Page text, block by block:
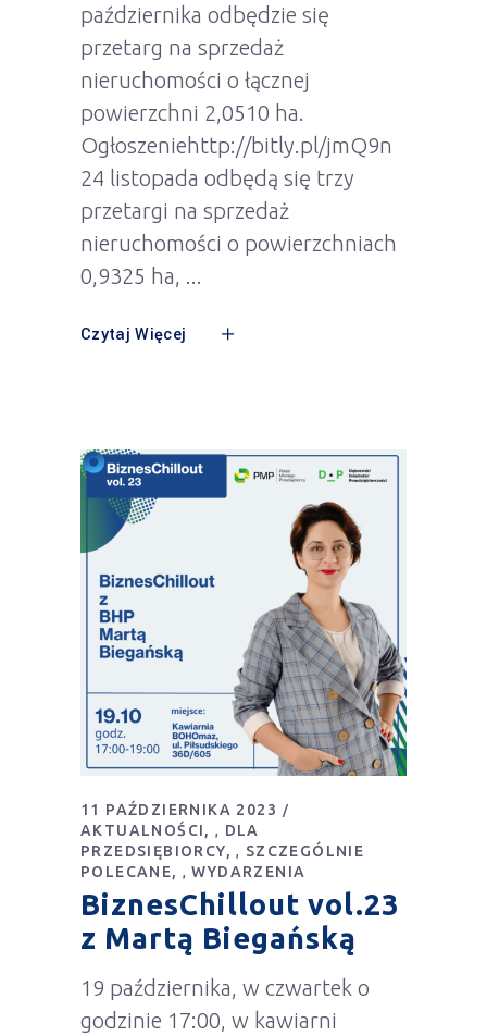
października odbędzie się
przetarg na sprzedaż
nieruchomości o łącznej
powierzchni 2,0510 ha.
Ogłoszeniehttp://bitly.pl/jmQ9n
24 listopada odbędą się trzy
przetargi na sprzedaż
nieruchomości o powierzchniach
0,9325 ha,
Czytaj Więcej
11 PAŹDZIERNIKA 2023
AKTUALNOŚCI
,
DLA
PRZEDSIĘBIORCY
, SZCZEGÓLNIE
POLECANE
,WYDARZENIA
BiznesChillout vol.23
z Martą Biegańską
19 października, w czwartek o
godzinie 17:00, w kawiarni